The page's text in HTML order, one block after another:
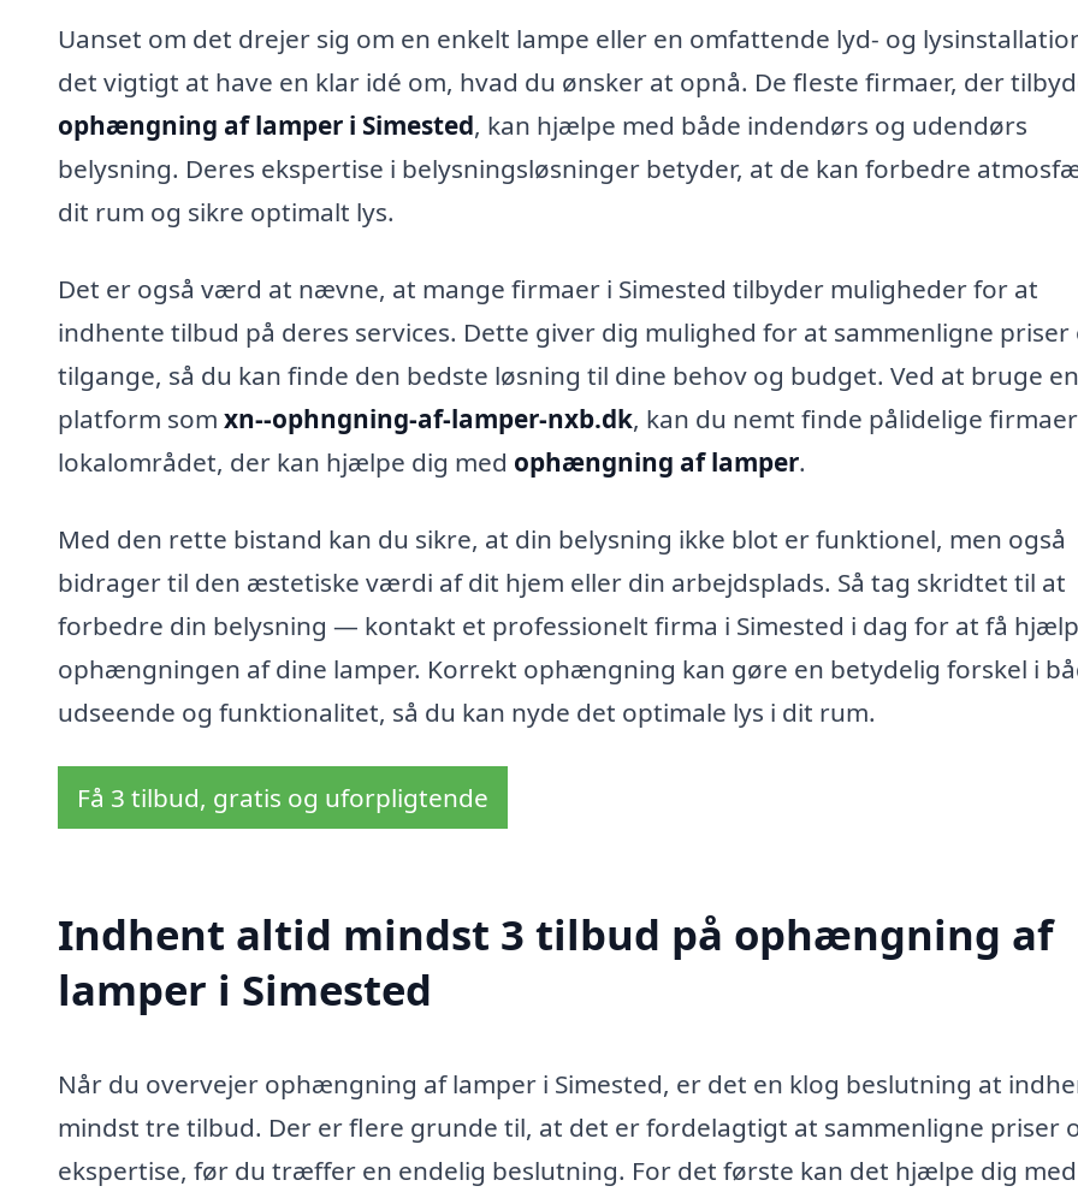
Uanset om det drejer sig om en enkelt lampe eller en omfattende lyd- og
det vigtigt at have en klar idé om, hvad du ønsker at opnå. De fleste firmaer, der
ophængning af lamper i Simested, kan hjælpe med både indendørs og udendørs
belysning. Deres ekspertise i belysningsløsninger betyder, at de kan forbedre
dit rum og sikre optimalt lys.
Det er også værd at nævne, at mange firmaer i Simested tilbyder muligheder for at
indhente tilbud på deres services. Dette giver dig mulighed for at sammenligne priser
tilgange, så du kan finde den bedste løsning til dine behov og budget. Ved at bruge en
platform som xn--ophngning-af-lamper-nxb.dk, kan du nemt finde pålidelige
lokalområdet, der kan hjælpe dig med ophængning af lamper.
Med den rette bistand kan du sikre, at din belysning ikke blot er funktionel, men også
bidrager til den æstetiske værdi af dit hjem eller din arbejdsplads. Så tag skridtet til at
forbedre din belysning — kontakt et professionelt firma i Simested i dag for at få
ophængningen af dine lamper. Korrekt ophængning kan gøre en betydelig forskel i
udseende og funktionalitet, så du kan nyde det optimale lys i dit rum.
Få 3 tilbud, gratis og uforpligtende
Indhent altid mindst 3 tilbud på ophængning af
lamper i Simested
Når du overvejer ophængning af lamper i Simested, er det en klog beslutning at
mindst tre tilbud. Der er flere grunde til, at det er fordelagtigt at sammenligne priser
ekspertise, før du træffer en endelig beslutning. For det første kan det hjælpe dig